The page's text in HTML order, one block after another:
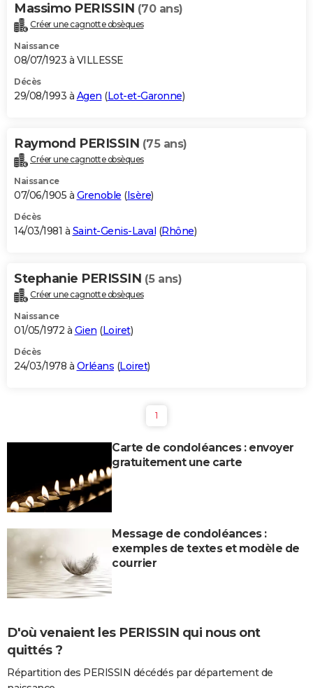
Massimo PERISSIN (70 ans)
Créer une cagnotte obsèques
Naissance
08/07/1923 à VILLESSE
Décès
29/08/1993 à Agen (Lot-et-Garonne)
Raymond PERISSIN (75 ans)
Créer une cagnotte obsèques
Naissance
07/06/1905 à Grenoble (Isère)
Décès
14/03/1981 à Saint-Genis-Laval (Rhône)
Stephanie PERISSIN (5 ans)
Créer une cagnotte obsèques
Naissance
01/05/1972 à Gien (Loiret)
Décès
24/03/1978 à Orléans (Loiret)
1
Carte de condoléances : envoyer
gratuitement une carte
Message de condoléances :
exemples de textes et modèle de
courrier
D'où venaient les PERISSIN qui nous ont
quittés ?
Répartition des PERISSIN décédés par département de